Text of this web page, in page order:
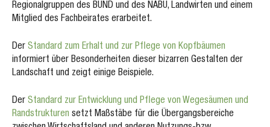
Regionalgruppen des BUND und des NABU, Landwirten und einem
Mitglied des Fachbeirates erarbeitet.
Der Standard zum Erhalt und zur Pflege von Kopfbäumen
informiert über Besonderheiten dieser bizarren Gestalten der
Landschaft und zeigt einige Beispiele.
Der Standard zur Entwicklung und Pflege von Wegesäumen und
Randstrukturen setzt Maßstäbe für die Übergangsbereiche